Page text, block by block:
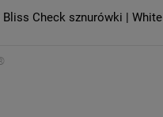
Bliss Check sznurówki | White